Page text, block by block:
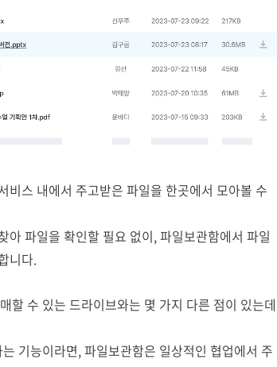
스 내에서 주고받은 파일을 한곳에서 모아볼 수
파일을 확인할 필요 없이, 파일보관함에서 파일
니다.
할 수 있는 드라이브와는 몇 가지 다른 점이 있는데
기능이라면, 파일보관함은 일상적인 협업에서 주